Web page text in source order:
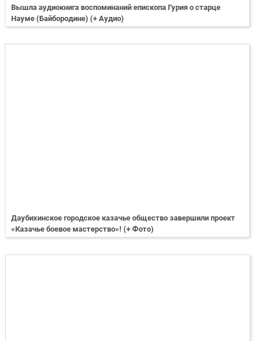
Вышла аудиокнига воспоминаний епископа Гурия о старце
Науме (Байбородине) (+ Аудио)
Даубихинское городское казачье общество завершили проект
«Казачье боевое мастерство»! (+ Фото)